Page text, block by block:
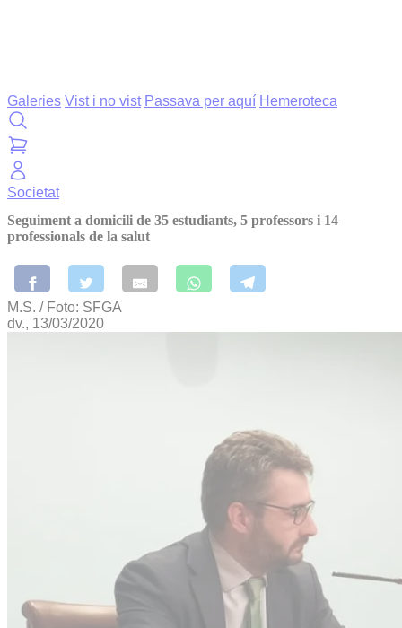
Galeries Vist i no vist Passava per aquí Hemeroteca
Societat
Seguiment a domicili de 35 estudiants, 5 professors i 14
professionals de la salut
M.S. / Foto: SFGA
dv., 13/03/2020